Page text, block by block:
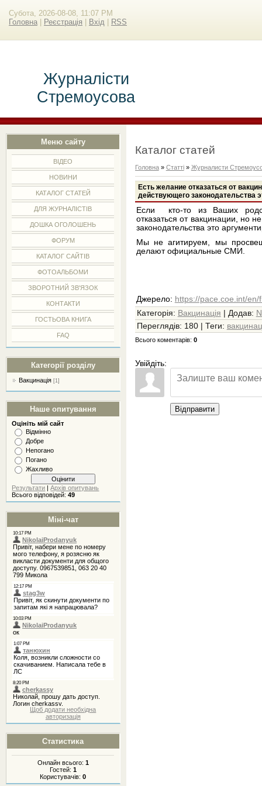
Субота, 2026-08-08, 11:07 PM
Головна
Реєстрація Вхід RSS
Журналісти
Стремоусова
Меню сайту
ВІДЕО
НОВИНИ
КАТАЛОГ СТАТЕЙ
ДЛЯ ЖУРНАЛІСТІВ
ДОШКА ОГОЛОШЕНЬ
ФОРУМ
КАТАЛОГ САЙТІВ
ФОТОАЛЬБОМИ
ЗВОРОТНИЙ ЗВ'ЯЗОК
КОНТАКТИ
ГОСТЬОВА КНИГА
FAQ
Категорії розділу
Вакцинація [1]
Наше опитування
Оцініть мій сайт
Відмінно
Добре
Непогано
Погано
Жахливо
Результати |Архів опитувань
Всього відповідей:49
Міні-чат
Щоб додати необхідна
авторизація
Статистика
Онлайн всього: 1
Гостей: 1
Користувачів:0
Каталог статей
Головна» Статті» Журналисти
Есть желание отказаться от
действующего законодательства
Если кто-то из Ваших
отказаться от вакцинации, но
законодательства это
Мы не агитируем, мы
делают официальные СМИ.
Джерело: https://pace.coe.int/en/
Категорія: Вакцинація | Додав:
Переглядів: 180 | Теги:
Всього коментарів: 0
Увійдіть:
Відправити